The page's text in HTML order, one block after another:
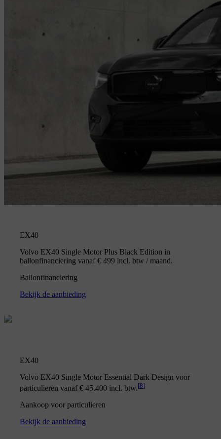
EX40
Volvo EX40 Single Motor Plus Black Edition in
ballonfinanciering vanaf € 499 incl. btw / maand.
Ballonfinanciering
Bekijk de aanbieding
EX40
Volvo EX40 Single Motor Essential Dark Design voor
particulieren vanaf € 45.400 incl. btw.[8]
Aankoop voor particulieren
Bekijk de aanbieding